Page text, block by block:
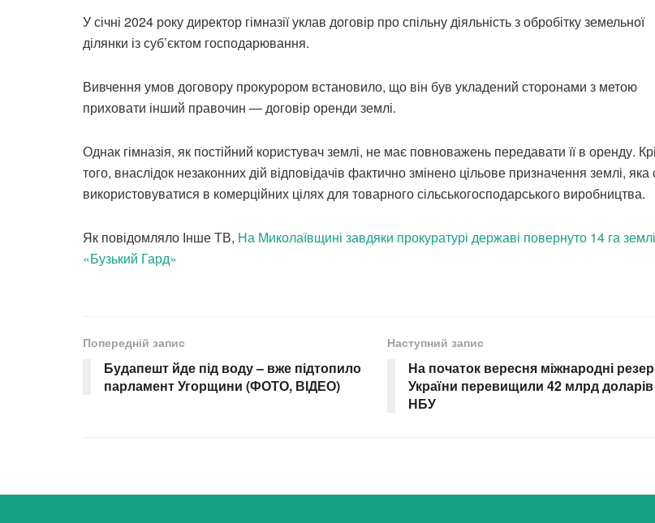
У січні 2024 року директор гімназії уклав договір про спільну діяльність з обробітку земельної
ділянки із суб’єктом господарювання.
Вивчення умов договору прокурором встановило, що він був укладений сторонами з метою
приховати інший правочин — договір оренди землі.
Однак гімназія, як постійний користувач землі, не має повноважень передавати її в оренду.
того, внаслідок незаконних дій відповідачів фактично змінено цільове призначення землі, яка
використовуватися в комерційних цілях для товарного сільськогосподарського виробництва.
Як повідомляло Інше ТВ, На Миколаївщині завдяки прокуратурі державі повернуто 14 га
«Бузький Гард»
Попередній запис
Будапешт йде під воду – вже підтопило
парламент Угорщини (ФОТО, ВІДЕО)
Наступний запис
На початок вересня міжнародні
України перевищили 42 млрд
НБУ